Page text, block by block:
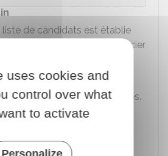
liste de candidats est établie
syndicales invitées à négocier
préélectoral.
les candidatures sont libres.
sont maintenues sauf si les
qui les ont présentées
uses cookies and
control over what
to activate
Personalize